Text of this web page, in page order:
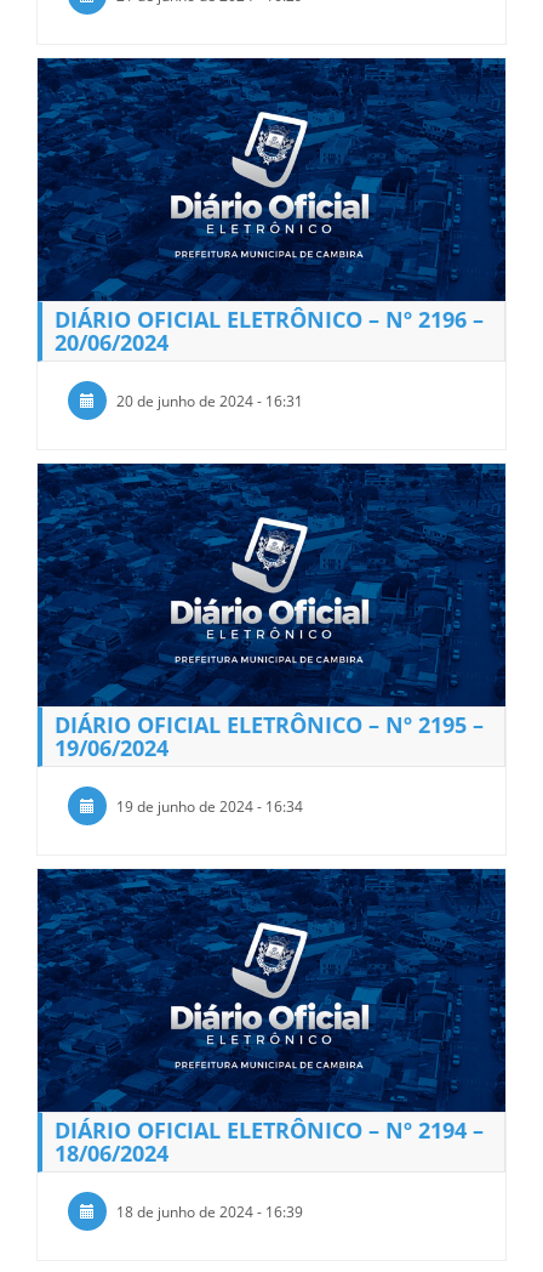
DIÁRIO OFICIAL ELETRÔNICO – Nº 2196 –
20/06/2024
20 de junho de 2024 - 16:31
DIÁRIO OFICIAL ELETRÔNICO – Nº 2195 –
19/06/2024
19 de junho de 2024 - 16:34
DIÁRIO OFICIAL ELETRÔNICO – Nº 2194 –
18/06/2024
18 de junho de 2024 - 16:39